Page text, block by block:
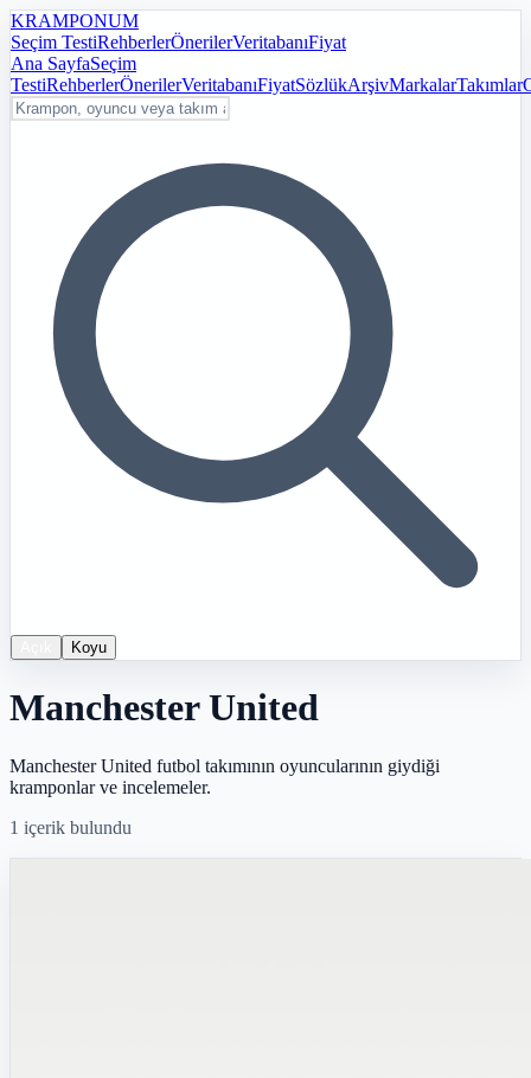
KRAMPONUM
Seçim TestiRehberlerÖnerilerVeritabanıFiyat
Ana SayfaSeçim
TestiRehberlerÖnerilerVeritabanıFiyatSözlükArşivMarkalarTakımlar
Koyu
Manchester United
Manchester United futbol takımının oyuncularının giydiği
kramponlar ve incelemeler.
1 içerik bulundu